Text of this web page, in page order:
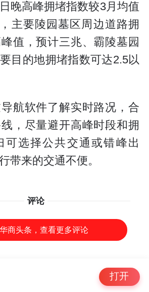
晚高峰拥堵指数较3月均值
主要陵园墓区周边道路拥
值，预计三兆、霸陵墓园
目的地拥堵指数可达2.5以
航软件了解实时路况，合
，尽量避开高峰时段和拥
可选择公共交通或错峰出
带来的交通不便。
评论
商头条，查看更多评论
打开